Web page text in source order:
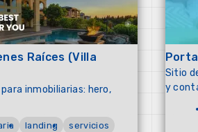
Raíces (Villa
inmobiliarias: hero,
landing servicios
Sitio
y